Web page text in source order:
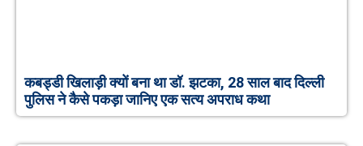
कबड्डी खिलाड़ी क्यों बना था डॉ. झटका, 28 साल बाद दिल्ली
पुलिस ने कैसे पकड़ा जानिए एक सत्य अपराध कथा